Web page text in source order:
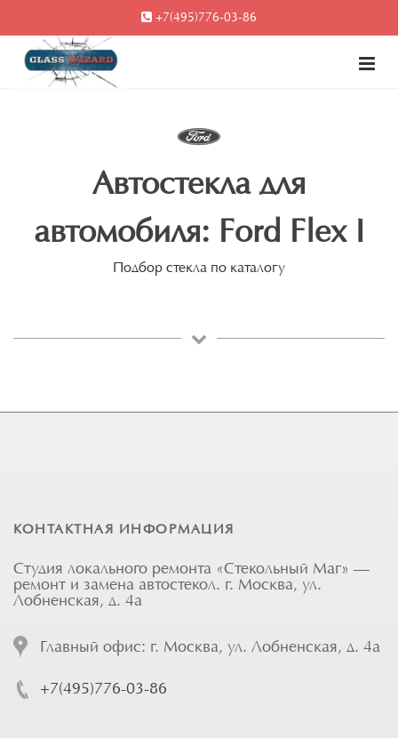
+7(495)776-03-86
Автостекла для
автомобиля: Ford Flex I
Подбор стекла по каталогу
КОНТАКТНАЯ ИНФОРМАЦИЯ
Студия локального ремонта «Стекольный Маг» —
ремонт и замена автостекол. г. Москва, ул.
Лобненская, д. 4а
Главный офис: г. Москва, ул. Лобненская, д. 4а
+7(495)776-03-86